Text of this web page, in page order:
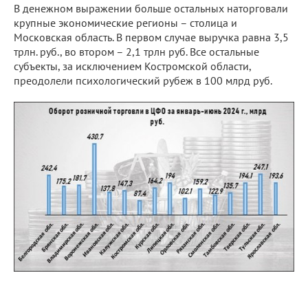
В денежном выражении больше остальных наторговали
крупные экономические регионы – столица и
Московская область. В первом случае выручка равна 3,5
трлн. руб., во втором – 2,1 трлн руб. Все остальные
субъекты, за исключением Костромской области,
преодолели психологический рубеж в 100 млрд руб.